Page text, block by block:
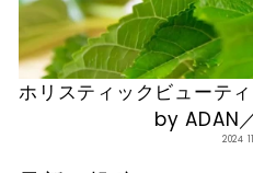
ホリスティックビューテ
by ADAN
2024